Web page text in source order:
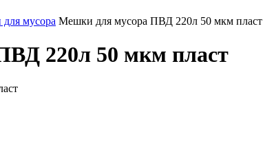
мусора Мешки для мусора ПВД 220л 50 мкм пласт
220л 50 мкм пласт